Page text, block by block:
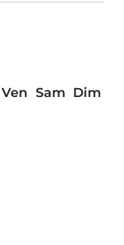
Ven Sam Dim